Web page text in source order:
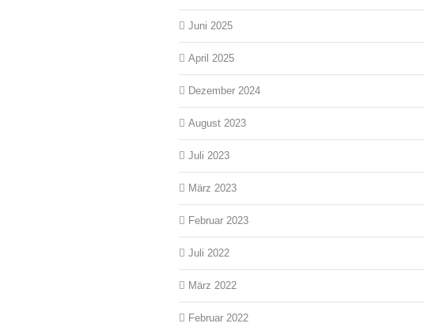
Juni 2025
April 2025
Dezember 2024
August 2023
Juli 2023
März 2023
Februar 2023
Juli 2022
März 2022
Februar 2022